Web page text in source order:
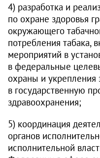
4) разработка и
по охране здоровья
окружающего
потребления табака,
мероприятий в
в федеральные
охраны и укрепления
в государственную
здравоохранения;
5) координация
органов
исполнительной